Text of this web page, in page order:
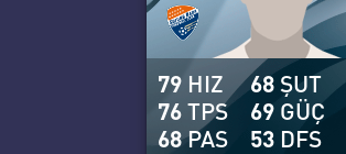
79 HIZ
76TPS
68PAS
68 ŞUT
69 GÜÇ
53 DFS